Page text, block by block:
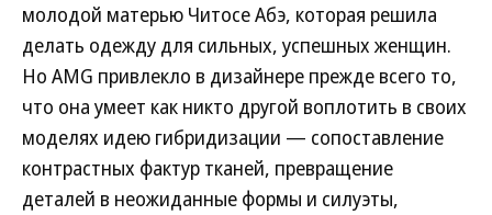
молодой матерью Читосе Абэ, которая решила
делать одежду для сильных, успешных женщин.
Но AMG привлекло в дизайнере прежде всего то,
что она умеет как никто другой воплотить в своих
моделях идею гибридизации — сопоставление
контрастных фактур тканей, превращение
деталей в неожиданные формы и силуэты,